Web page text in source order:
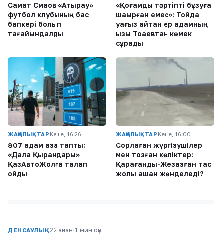
Самат Смақов «Атырау»
футбол клубының бас
бапкері болып
тағайындалды
«Қоғамдық тәртіпті бұзуға
шақырған емес»: Тойда
уағыз айтқан ер адамның
қызы Тоқаевтан көмек
сұрады
ЖАҢАЛЫҚТАР Кеше, 16:26
807 адам қаза тапты:
«Дала Қырандары»
ҚазАвтоЖолға талап
қойды
ЖАҢАЛЫҚТАР Кеше, 16:00
Сорлаған жүргізушілер
мен тозған көліктер:
Қарағанды-Жезқазған тас
жолы қашан жөнделеді?
ДЕНСАУЛЫҚ22 ақпан·1 мин оқу